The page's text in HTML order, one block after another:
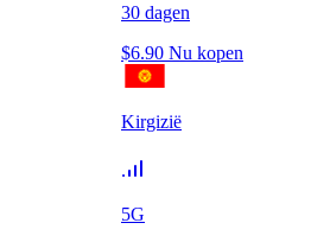
30 dagen
$6.90 Nu kopen
Kirgizië
5G